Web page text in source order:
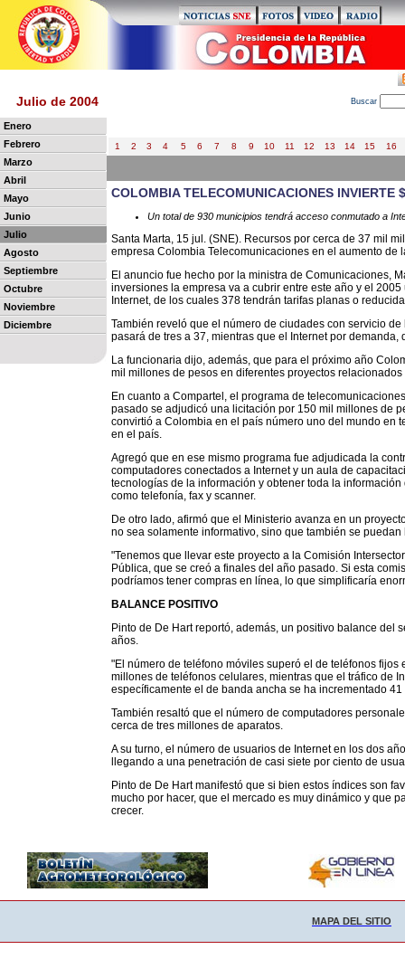
Julio de 2004 Buscar
Enero
Febrero
Marzo
Abril
Mayo
Junio
Julio
Agosto
Septiembre
Octubre
Noviembre
Diciembre
1 2 3 4 5 6 7 8 9 10 11 12 13 14 15 16
COLOMBIA TELECOMUNICACIONES INVIERTE
Un total de 930 municipios tendrá acceso conmutado a
Santa Marta, 15 jul. (SNE). Recursos por cerca de 37 mil
empresa Colombia Telecomunicaciones en el aumento de
El anuncio fue hecho por la ministra de Comunicaciones,
inversiones la empresa va a cubrir entre este año y el
Internet, de los cuales 378 tendrán tarifas planas o
También reveló que el número de ciudades con servicio
pasará de tres a 37, mientras que el Internet por
La funcionaria dijo, además, que para el próximo año
mil millones de pesos en diferentes proyectos relacionados
En cuanto a Compartel, el programa de
pasado se adjudicó una licitación por 150 mil millones de
convirtió a Colombia en el país número uno del mundo en
en el país.
Agregó que en ese mismo programa fue adjudicada la
computadores conectados a Internet y un aula de
tecnologías de la información y obtener toda la
como telefonía, fax y scanner.
De otro lado, afirmó que el Ministerio avanza en un
no sea solamente informativo, sino que también se puedan
"Tenemos que llevar este proyecto a la Comisión
Pública, que se creó a finales del año pasado. Si esta
podríamos tener compras en línea, lo que simplificaría
BALANCE POSITIVO
Pinto de De Hart reportó, además, un positivo balance del
años.
"El número de teléfono móviles superó el de teléfonos
millones de teléfonos celulares, mientras que el tráfico de
específicamente el de banda ancha se ha incrementado
También resaltó que el número de computadores
cerca de tres millones de aparatos.
A su turno, el número de usuarios de Internet en los dos
llegando a una penetración de casi siete por ciento de
Pinto de De Hart manifestó que si bien estos índices son
mucho por hacer, que el mercado es muy dinámico y que
crecer.
MAPA DEL SITIO